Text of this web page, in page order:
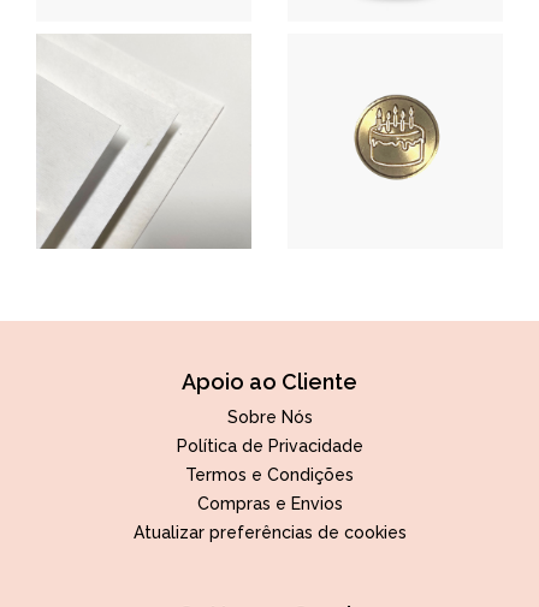
Apoio ao Cliente
Sobre Nós
Política de Privacidade
Termos e Condições
Compras e Envios
Atualizar preferências de cookies